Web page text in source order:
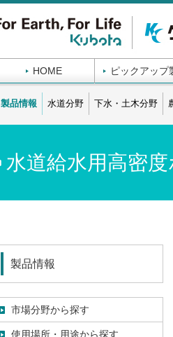
HOME ピックアップ
製品情報 水道分野 下水・土木分野
水道給水用高密
製品情報
市場分野から探す
使用場所・用途から探す